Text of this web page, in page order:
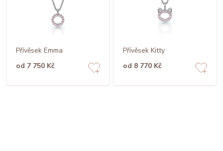
Přívěsek Emma
od 7 750 Kč
Přívěsek Kitty
od 8 770 Kč